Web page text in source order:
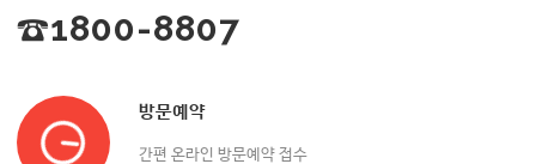
☎1800-8807
방문예약
간편 온라인 방문예약 접수